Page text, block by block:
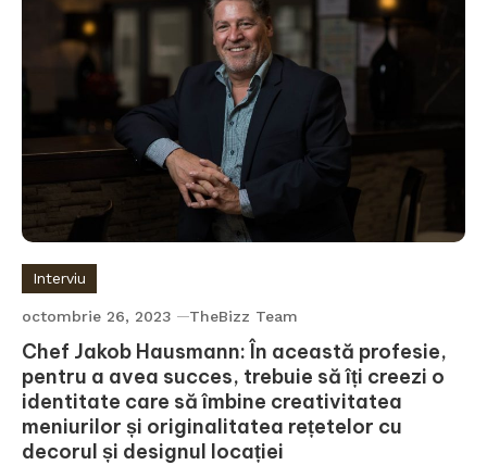
Interviu
octombrie 26, 2023 TheBizz Team
Chef Jakob Hausmann: În această profesie,
pentru a avea succes, trebuie să îți creezi o
identitate care să îmbine creativitatea
meniurilor și originalitatea rețetelor cu
decorul și designul locației